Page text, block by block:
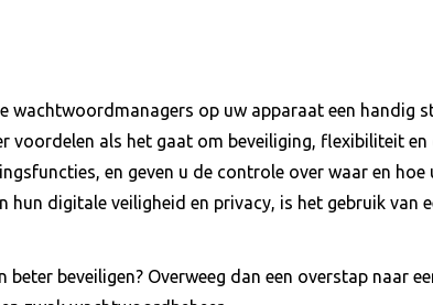
wachtwoordmanagers op uw apparaat een
voordelen als het gaat om beveiliging, flexibiliteit
en geven u de controle over waar en
hun digitale veiligheid en privacy, is het gebruik van
beter beveiligen? Overweeg dan een overstap naar